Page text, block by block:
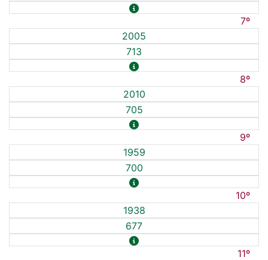
7º
2005
713
8º
2010
705
9º
1959
700
10º
1938
677
11º